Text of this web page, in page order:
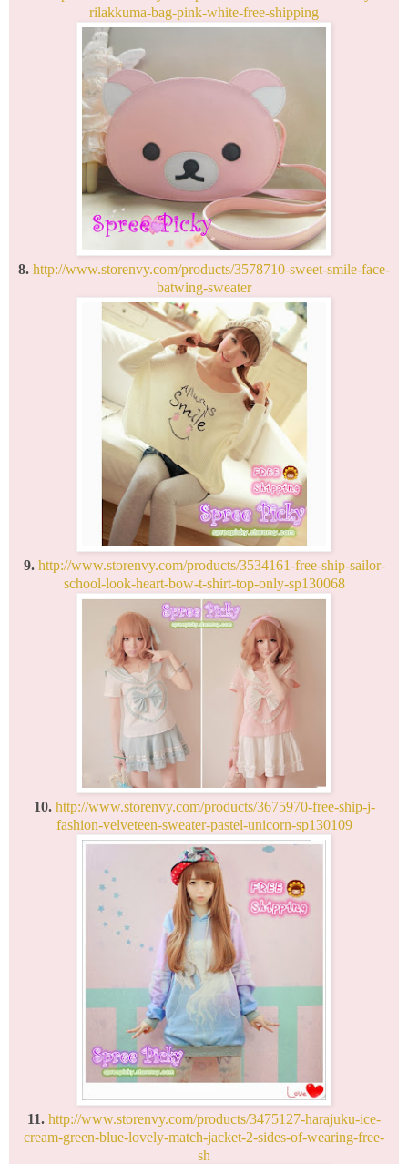
rilakkuma-bag-pink-white-free-shipping
8. http://www.storenvy.com/products/3578710-sweet-smile-face-
batwing-sweater
9. http://www.storenvy.com/products/3534161-free-ship-sailor-
school-look-heart-bow-t-shirt-top-only-sp130068
10. http://www.storenvy.com/products/3675970-free-ship-j-
fashion-velveteen-sweater-pastel-unicorn-sp130109
11. http://www.storenvy.com/products/3475127-harajuku-ice-
cream-green-blue-lovely-match-jacket-2-sides-of-wearing-free-
sh